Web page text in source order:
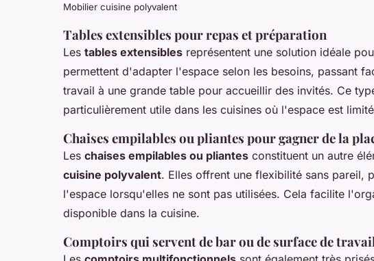
Mobilier cuisine polyvalent
Tables extensibles pour repas et préparation
Les tables extensibles représentent une solution idéale
permettent d'adapter l'espace selon les besoins, passant
travail à une grande table pour accueillir des invités. Ce
particulièrement utile dans les cuisines où l'espace est
Chaises empilables ou pliantes pour gagner de la
Les chaises empilables ou pliantes constituent un autre
cuisine polyvalent. Elles offrent une flexibilité sans pareil,
l'espace lorsqu'elles ne sont pas utilisées. Cela facilite
disponible dans la cuisine.
Comptoirs qui servent de bar ou de surface de